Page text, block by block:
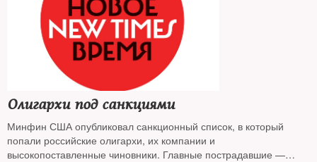
Олигархи под санкциями
Минфин США опубликовал санкционный список, в который
попали российские олигархи, их компании и
высокопоставленные чиновники. Главные пострадавшие —